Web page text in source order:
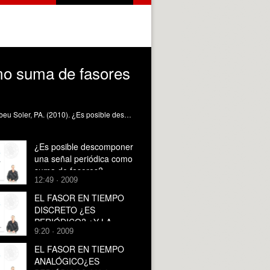
suma de fasores
Permite saber cómo determinar la descomposición de una señal periódica discreta como suma de fasores discretos. Bernabeu Soler, PA. (2010). ¿Es posible descomponer una señal discreta periódica como suma de fasores discretos?. https://riunet.upv.es/handle/10251/7548
¿Es posible descomponer
una señal periódica como
suma de fasores?
12:49 · 2009
EL FASOR EN TIEMPO
DISCRETO ¿ES
PERIÓDICO? ¿Y LA
SUMA DE FASORES EN
TIEMPO DISCRETO, LO
ES?
9:20 · 2009
EL FASOR EN TIEMPO
ANALÓGICO¿ES